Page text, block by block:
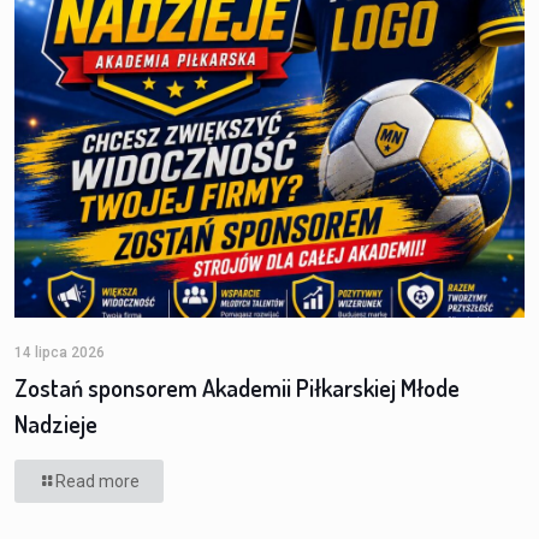
14 lipca 2026
Zostań sponsorem Akademii Piłkarskiej Młode
Nadzieje
Read more